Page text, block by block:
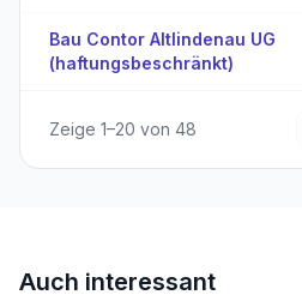
Bau Contor Altlindenau UG
(haftungsbeschränkt)
Zeige 1–20 von 48
Auch interessant